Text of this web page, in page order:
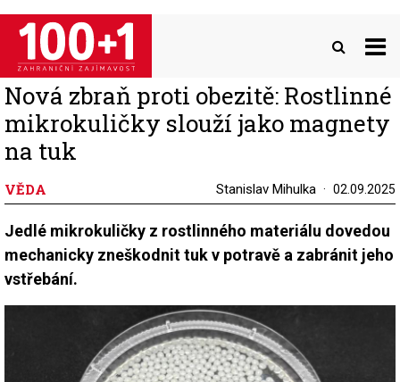
Přejít
hlavnímu
obsahu
Nová zbraň proti obezitě: Rostlinné
mikrokuličky slouží jako magnety
na tuk
VĚDA Stanislav Mihulka 02.09.2025
Jedlé mikrokuličky z rostlinného materiálu dovedou
mechanicky zneškodnit tuk v potravě a zabránit jeho
vstřebání.